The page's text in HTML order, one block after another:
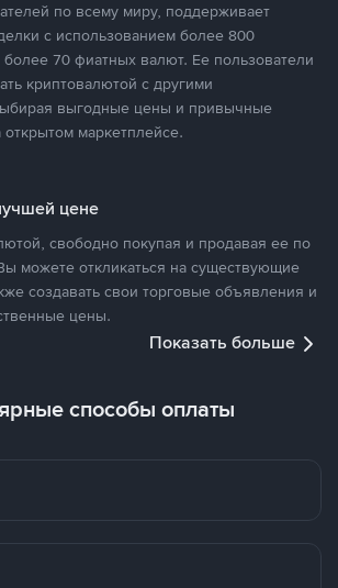
по всему миру, поддерживает
с использованием более 800
70 фиатных валют. Ее пользователи
криптовалютой с другими
выгодные цены и привычные
маркетплейсе.
цене
свободно покупая и продавая ее по
можете откликаться на существующие
создавать свои торговые объявления и
цены.
Показать больше
способы оплаты